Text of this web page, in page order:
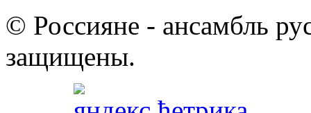
© Россияне - ансамбль
защищены.